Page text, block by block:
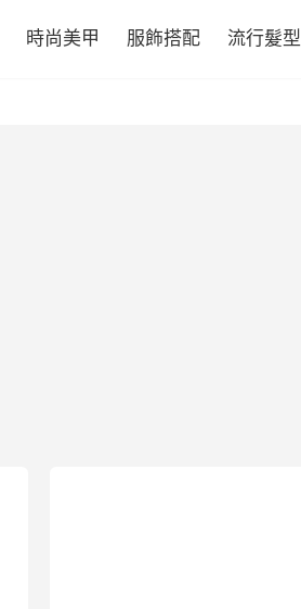
時尚美甲 服飾搭配 流行髮型